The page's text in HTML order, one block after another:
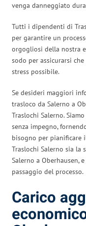
venga danneggiato
Tutti i dipendenti di
per garantire un
orgogliosi della nostra
sodo per assicurarsi
stress possibile.
Se desideri maggiori
trasloco da Salerno a
Traslochi Salerno.
senza impegno,
bisogno per pianificare
Traslochi Salerno sia la
Salerno a Oberhausen,
passaggio del processo.
Carico